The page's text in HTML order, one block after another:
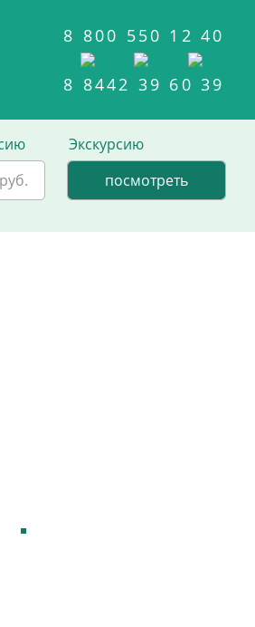
8 800 550 12 40
8 8442 39 60 39
Экскурсию